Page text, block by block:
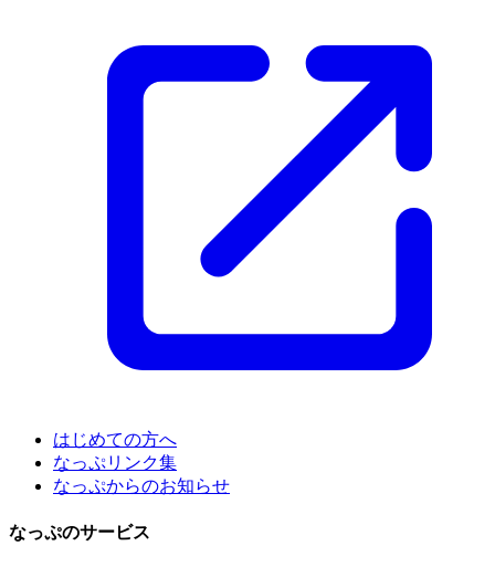
はじめての方へ
なっぷリンク集
なっぷからのお知らせ
なっぷのサービス